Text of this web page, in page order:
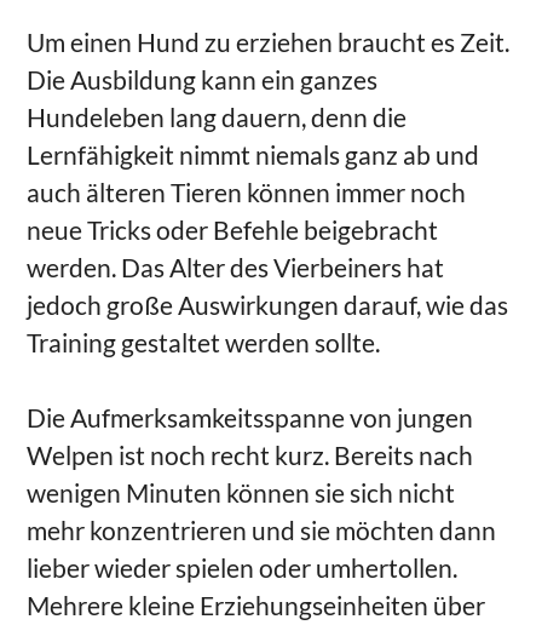
Um einen Hund zu erziehen braucht es Zeit.
Die Ausbildung kann ein ganzes
Hundeleben lang dauern, denn die
Lernfähigkeit nimmt niemals ganz ab und
auch älteren Tieren können immer noch
neue Tricks oder Befehle beigebracht
werden. Das Alter des Vierbeiners hat
jedoch große Auswirkungen darauf, wie das
Training gestaltet werden sollte.
Die Aufmerksamkeitsspanne von jungen
Welpen ist noch recht kurz. Bereits nach
wenigen Minuten können sie sich nicht
mehr konzentrieren und sie möchten dann
lieber wieder spielen oder umhertollen.
Mehrere kleine Erziehungseinheiten über